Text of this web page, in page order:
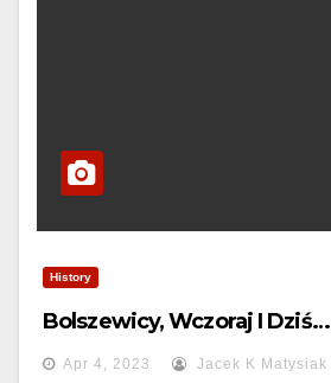
History
Bolszewicy, Wczoraj I Dziś…
Apr 4, 2023 Jacek K Matysiak